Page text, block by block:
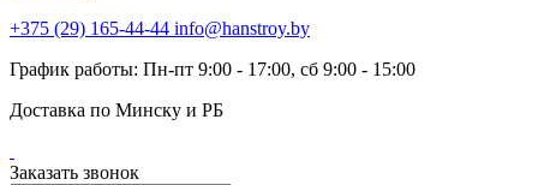
+375 (29) 165-44-44 info@hanstroy.by
График работы: Пн-пт 9:00 - 17:00, сб 9:00 - 15:00
Доставка по Минску и РБ
Заказать звонок